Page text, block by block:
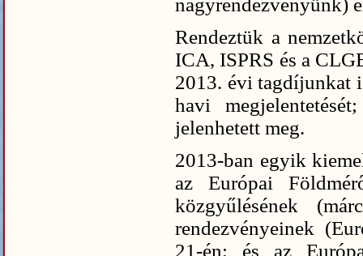
nagyrendezvényünk)
Rendeztük a
ICA, ISPRS és a
2013. évi tagdíjunkat
havi
jelenhetett meg.
2013-ban egyik
az Európai
közgyűlésének
rendezvényeinek
21-én; és az